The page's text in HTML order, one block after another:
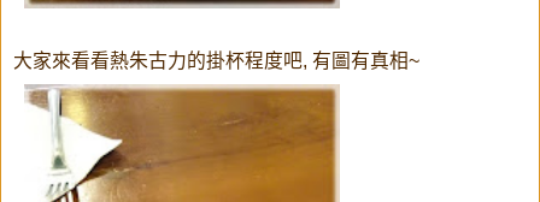
大家來看看熱朱古力的掛杯程度吧, 有圖有真相~